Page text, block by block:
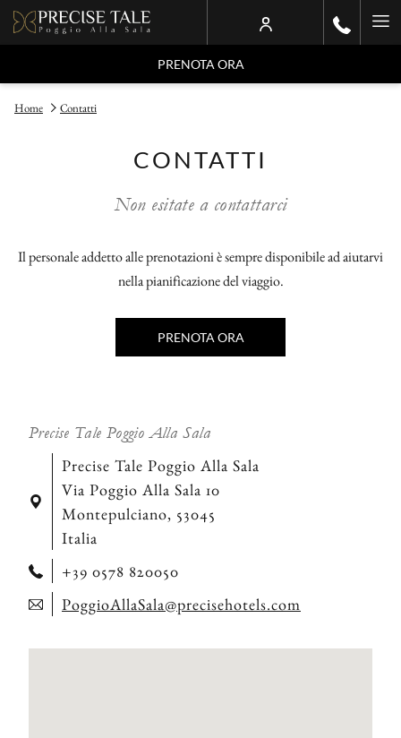
PRENOTA ORA
Home Contatti
CONTATTI
Non esitate a contattarci
Il personale addetto alle prenotazioni è sempre disponibile ad aiutarvi
nella pianificazione del viaggio.
PRENOTA ORA
Precise Tale Poggio Alla Sala
Precise Tale Poggio Alla Sala
Via Poggio Alla Sala 10
Montepulciano, 53045
Italia
+39 0578 820050
PoggioAllaSala@precisehotels.com